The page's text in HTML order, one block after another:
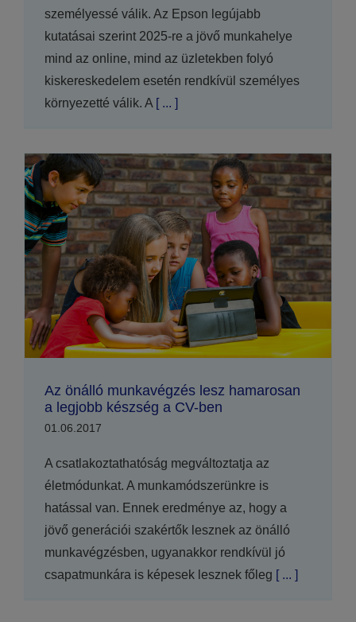
személyessé válik. Az Epson legújabb
kutatásai szerint 2025-re a jövő munkahelye
mind az online, mind az üzletekben folyó
kiskereskedelem esetén rendkívül személyes
környezetté válik. A[ ... ]
Az önálló munkavégzés lesz hamarosan
a legjobb készség a CV-ben
01.06.2017
A csatlakoztathatóság megváltoztatja az
életmódunkat. A munkamódszerünkre is
hatással van. Ennek eredménye az, hogy a
jövő generációi szakértők lesznek az önálló
munkavégzésben, ugyanakkor rendkívül jó
csapatmunkára is képesek lesznek főleg [ ... ]